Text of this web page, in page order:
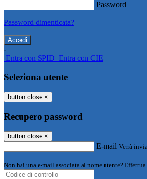
Password
Password dimenticata?
-
Entra con SPID Entra con CIE
Seleziona utente
button close ×
Recupero password
button close ×
E-mail Verrà
Non hai una e-mail associata al nome utente?